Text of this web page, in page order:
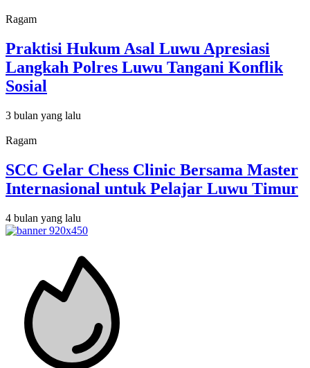
Ragam
Praktisi Hukum Asal Luwu Apresiasi
Langkah Polres Luwu Tangani Konflik
Sosial
3 bulan yang lalu
Ragam
SCC Gelar Chess Clinic Bersama Master
Internasional untuk Pelajar Luwu Timur
4 bulan yang lalu